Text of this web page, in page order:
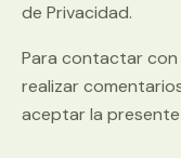
de Privacidad.
Para contactar con
realizar
aceptar la